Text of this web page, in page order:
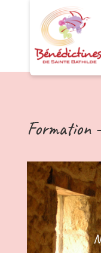
Formation